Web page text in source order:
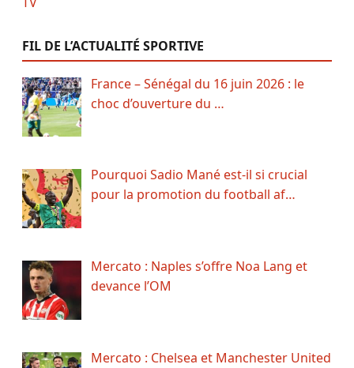
FIL DE L’ACTUALITÉ SPORTIVE
France – Sénégal du 16 juin 2026 : le
choc d’ouverture du …
Pourquoi Sadio Mané est-il si crucial
pour la promotion du football af…
Mercato : Naples s’offre Noa Lang et
devance l’OM
Mercato : Chelsea et Manchester United